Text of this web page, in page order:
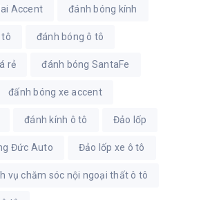
Accent đánh bóng kính
tô đánh bóng ô tô
rẻ đánh bóng SantaFe
đấnh bóng xe accent
đánh kính ô tô Đảo lốp
Đức Auto Đảo lốp xe ô tô
vụ chăm sóc nội ngoại thất ô tô